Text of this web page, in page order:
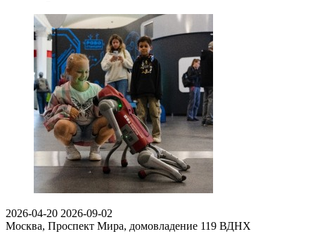
2026-04-20 2026-09-02
Москва, Проспект Мира, домовладение 119 ВДНХ